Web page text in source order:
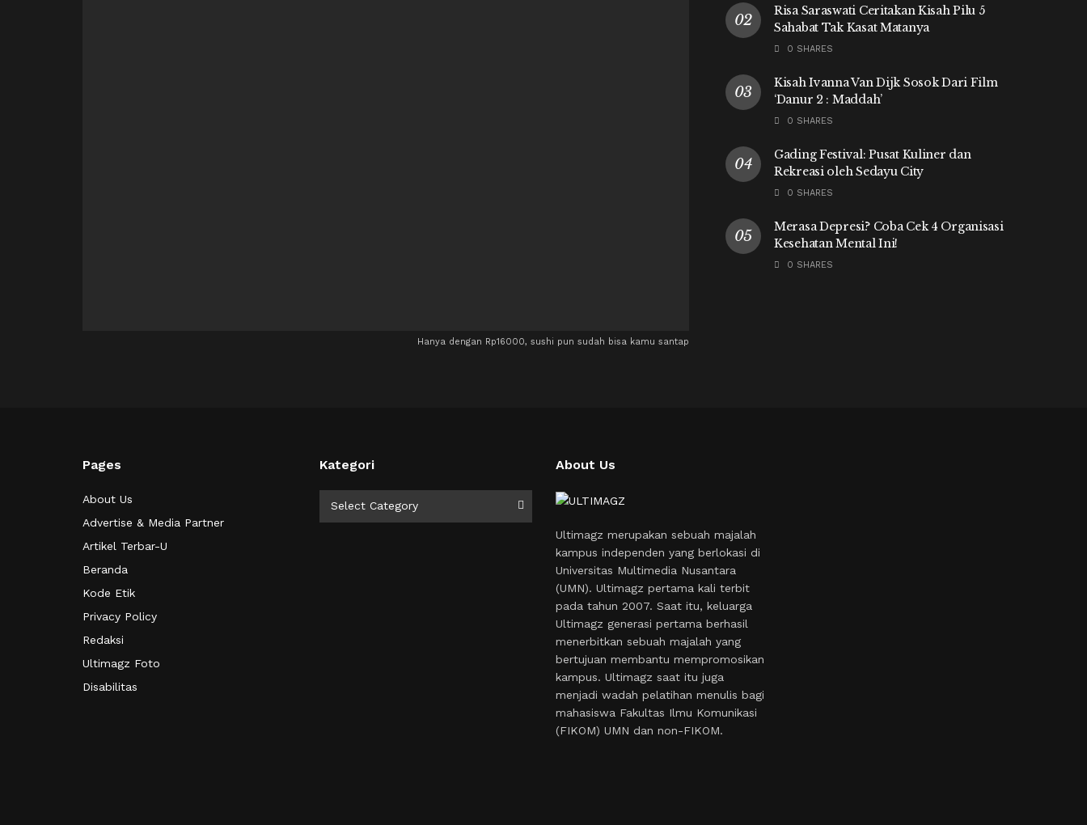
Hanya dengan Rp16000, sushi pun sudah bisa kamu santap
Risa Saraswati Ceritakan Kisah Pilu 5
Sahabat Tak Kasat Matanya
0 SHARES
Kisah Ivanna Van Dijk Sosok Dari Film
‘Danur 2 : Maddah’
0 SHARES
Gading Festival: Pusat Kuliner dan
Rekreasi oleh Sedayu City
0 SHARES
Merasa Depresi? Coba Cek 4 Organisasi
Kesehatan Mental Ini!
0 SHARES
Pages
About Us
Advertise & Media Partner
Artikel Terbar-U
Beranda
Kode Etik
Privacy Policy
Redaksi
Ultimagz Foto
Disabilitas
Kategori
Select Category
About Us
Ultimagz merupakan sebuah majalah
kampus independen yang berlokasi di
Universitas Multimedia Nusantara
(UMN). Ultimagz pertama kali terbit
pada tahun 2007. Saat itu, keluarga
Ultimagz generasi pertama berhasil
menerbitkan sebuah majalah yang
bertujuan membantu mempromosikan
kampus. Ultimagz saat itu juga
menjadi wadah pelatihan menulis bagi
mahasiswa Fakultas Ilmu Komunikasi
(FIKOM) UMN dan non-FIKOM.